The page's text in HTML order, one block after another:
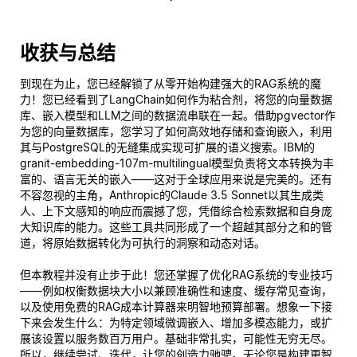
收获与总结
到现在为止，您已经解锁了从零开始构建强大的RAG系统的魔
力！您已经看到了LangChain如何作为粘合剂，将您的向量数据
库、嵌入模型和LLM之间的数据流串联在一起。借助pgvector作
为您的向量数据库，您学习了如何高效地存储和查询嵌入，利用
其与PostgreSQL的无缝集成实现可扩展的语义搜索。IBM的
granit-embedding-107m-multilingual模型负责将文本转换为丰
富的、语言无关的嵌入——这对于全球应用来说是完美的。还有
不容忽视的主角，Anthropic的Claude 3.5 Sonnet以其生成类
人、上下文感知的响应而震撼了您，凭借综合检索数据和自身庞
大知识库的能力。这些工具共同形成了一个超越其部分之和的管
道，将原始数据转化为可执行的洞察和动态对话。
但本教程并没有止步于此！您还掌握了优化RAG系统的专业技巧
——例如权衡数据块大小以兼顾准确性和速度、缓存常见查询，
以及使用免费的RAG成本计算器来明智地预算部署。想象一下接
下来会发生什么：为特定领域微调嵌入、增加多模态能力，或扩
展该设置以服务数百万用户。基础非常扎实，可能性无穷无尽。
所以，继续尝试、迭代，让您的创造力驰骋。无论您是构建更智